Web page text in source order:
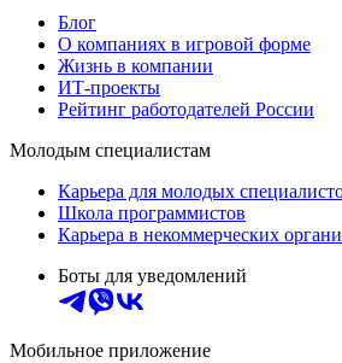
Блог
О компаниях в игровой форме
Жизнь в компании
ИТ-проекты
Рейтинг работодателей России
Молодым специалистам
Карьера для молодых
Школа программистов
Карьера в некоммерческих
Боты для уведомлений
Мобильное приложение